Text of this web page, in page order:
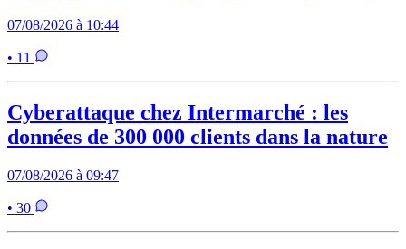
07/08/2026 à 10:44
• 11
Cyberattaque chez Intermarché : les
données de 300 000 clients dans la nature
07/08/2026 à 09:47
• 30